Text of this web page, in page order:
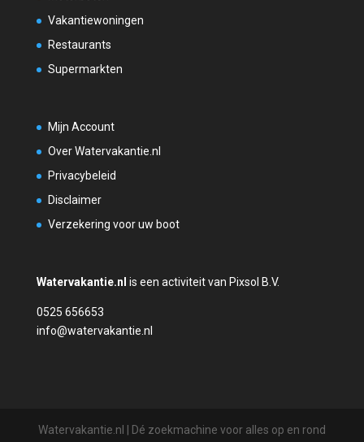
Vakantiewoningen
Restaurants
Supermarkten
Mijn Account
Over Watervakantie.nl
Privacybeleid
Disclaimer
Verzekering voor uw boot
Watervakantie.nl is een activiteit van Pixsol B.V.
0525 656653
info@watervakantie.nl
Watervakantie.nl | Dé zoekmachine voor alles op en rond